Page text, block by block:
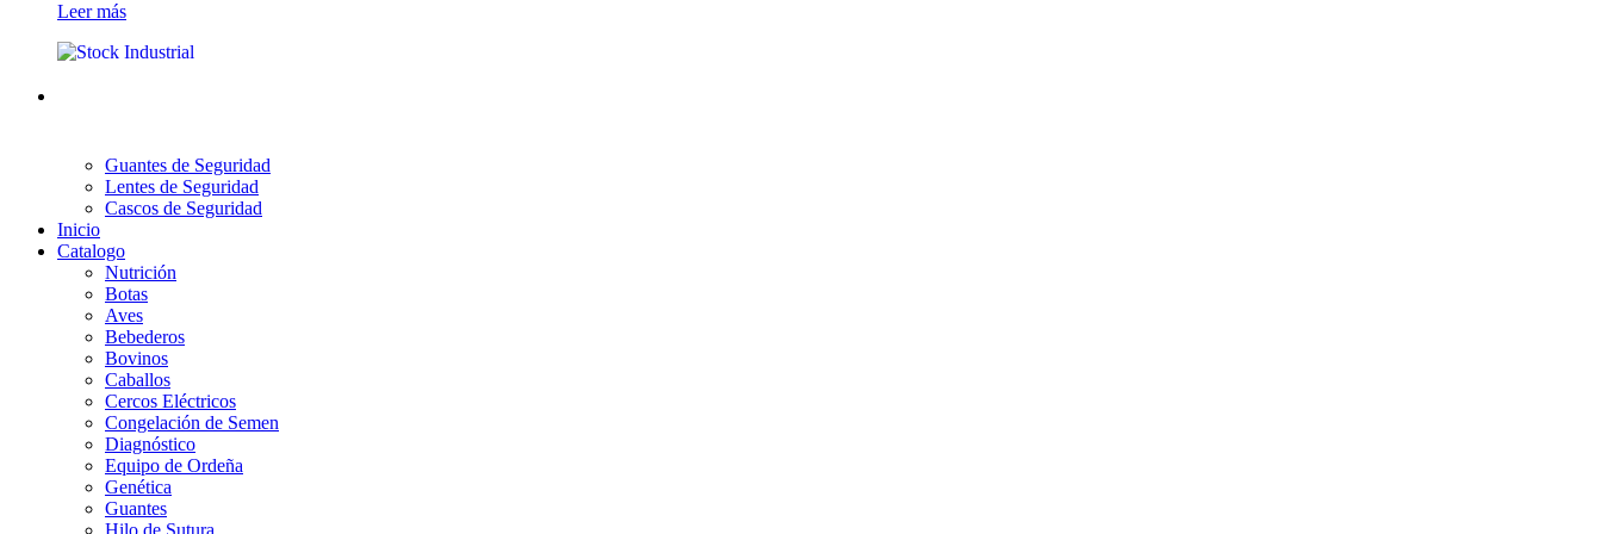
Leer más
Guantes de Seguridad
Lentes de Seguridad
Cascos de Seguridad
Inicio
Catalogo
Nutrición
Botas
Aves
Bebederos
Bovinos
Caballos
Cercos Eléctricos
Congelación de Semen
Diagnóstico
Equipo de Ordeña
Genética
Guantes
Hilo de Sutura